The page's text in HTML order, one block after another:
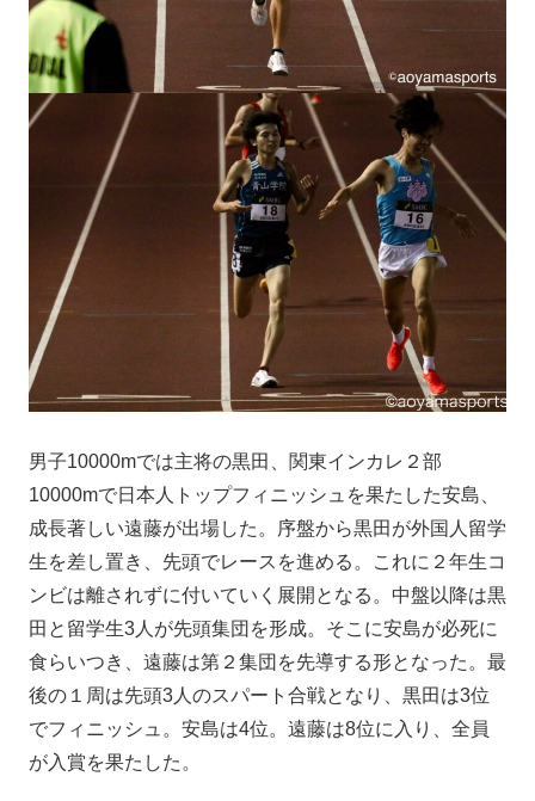
男子10000mでは主将の黒田、関東インカレ２部
10000mで日本人トップフィニッシュを果たした安島、
成長著しい遠藤が出場した。序盤から黒田が外国人留学
生を差し置き、先頭でレースを進める。これに２年生コ
ンビは離されずに付いていく展開となる。中盤以降は黒
田と留学生3人が先頭集団を形成。そこに安島が必死に
食らいつき、遠藤は第２集団を先導する形となった。最
後の１周は先頭3人のスパート合戦となり、黒田は3位
でフィニッシュ。安島は4位。遠藤は8位に入り、全員
が入賞を果たした。